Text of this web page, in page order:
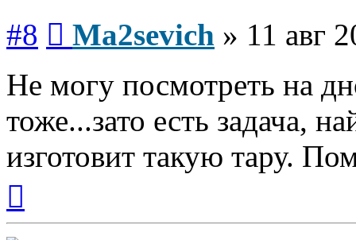
#8 Ma2sevich » 11 авг
Не могу посмотреть на
тоже...зато есть задача,
изготовит такую тару.
началу